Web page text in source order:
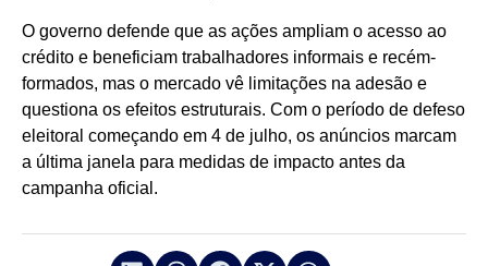
O governo defende que as ações ampliam o acesso ao
crédito e beneficiam trabalhadores informais e recém-
formados, mas o mercado vê limitações na adesão e
questiona os efeitos estruturais. Com o período de defeso
eleitoral começando em 4 de julho, os anúncios marcam
a última janela para medidas de impacto antes da
campanha oficial.